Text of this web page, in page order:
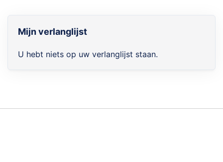
Mijn verlanglijst
U hebt niets op uw verlanglijst staan.